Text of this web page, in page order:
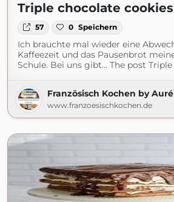
Triple chocolate
57 0 Speichern
Ich brauchte mal wieder eine
Kaffeezeit und das Pausenbrot
Schule. Bei uns gibt... The post Triple
Französisch Kochen by
www.franzoesischkochen.de